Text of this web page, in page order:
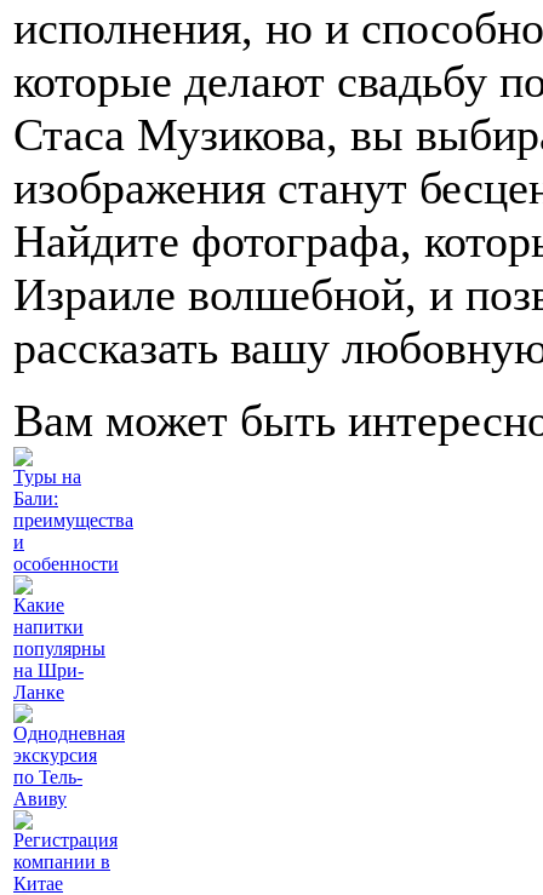
исполнения, но и
которые делают свадьбу
Стаса Музикова, вы
изображения станут
Найдите фотографа,
Израиле волшебной, и
рассказать вашу
Вам может быть
Туры на
Бали:
преимущества
и
особенности
Какие
напитки
популярны
на Шри-
Ланке
Однодневная
экскурсия
по Тель-
Авиву
Регистрация
компании в
Китае